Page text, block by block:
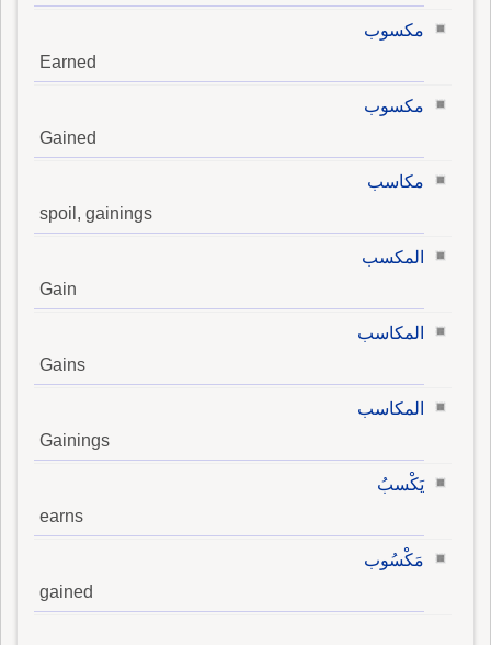
مكسوب
Earned
مكسوب
Gained
مكاسب
spoil, gainings
المكسب
Gain
المكاسب
Gains
المكاسب
Gainings
يَكْسبُ
earns
مَكْسُوب
gained